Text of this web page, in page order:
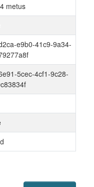
metus
e9b0-41c9-9a34-
5cec-4cf1-9c28-